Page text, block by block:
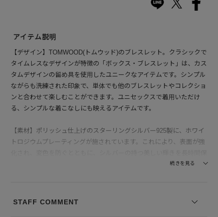
アイテム説明
【デザイン】TOMWOOD(トムウッド)のブレスレット。クラシックで
タイムレスなデザインが特徴の「ボックス・ブレスレット」は、カス
タムデザインの留め具を使用したユニークなアイテムです。シンプル
ながらも洗練された印象で、単体でも他のブレスレットやコレクショ
ンと合わせて楽しむことができます。ユニセックスで着用いただけ
る、シンプルな着こなしにも映えるアイテムです。
【素材】ポリッシュ仕上げのスターリングシルバー925製に、ホワイ
トロジウムプレーティングが施されています。これにより、表面が強
ちます。触れたときの滑らかな質感と、落ち着いた輝きが特徴で、日
続きを見る
STAFF COMMENT